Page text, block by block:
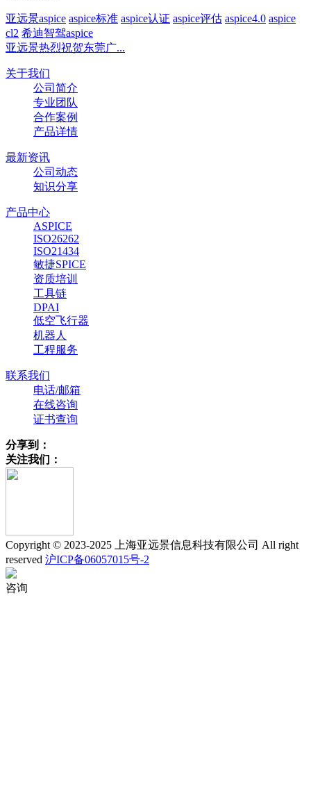
亚远景aspice aspice标准 aspice认证 aspice评估 aspice4.0 aspice
cl2 希迪智驾aspice
亚远景热烈祝贺东莞广...
关于我们
公司简介
专业团队
合作案例
产品详情
最新资讯
公司动态
知识分享
产品中心
ASPICE
ISO26262
ISO21434
敏捷SPICE
资质培训
工具链
DPAI
低空飞行器
机器人
工程服务
联系我们
电话/邮箱
在线咨询
证书查询
分享到：
关注我们：
Copyright © 2023-2025 上海亚远景信息科技有限公司 All right
reserved 沪ICP备06057015号-2
咨询